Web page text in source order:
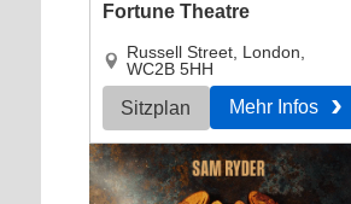
Fortune Theatre
Russell Street, London,
WC2B 5HH
Sitzplan Mehr Infos